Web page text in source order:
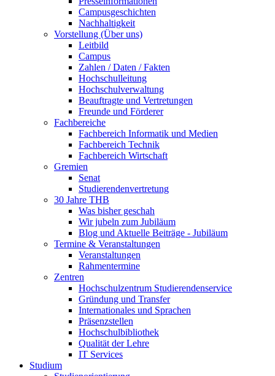
Campusgeschichten
Nachhaltigkeit
Vorstellung (Über uns)
Leitbild
Campus
Zahlen / Daten / Fakten
Hochschulleitung
Hochschulverwaltung
Beauftragte und Vertretungen
Freunde und Förderer
Fachbereiche
Fachbereich Informatik und Medien
Fachbereich Technik
Fachbereich Wirtschaft
Gremien
Senat
Studierendenvertretung
30 Jahre THB
Was bisher geschah
Wir jubeln zum Jubiläum
Blog und Aktuelle Beiträge - Jubiläum
Termine & Veranstaltungen
Veranstaltungen
Rahmentermine
Zentren
Hochschulzentrum Studierendenservice
Gründung und Transfer
Internationales und Sprachen
Präsenzstellen
Hochschulbibliothek
Qualität der Lehre
IT Services
Studium